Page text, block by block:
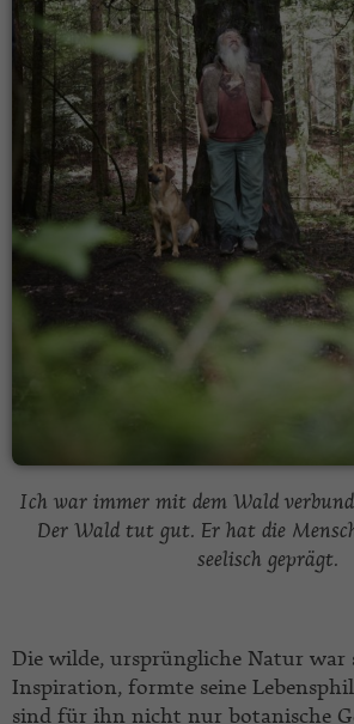
Ich war immer mit dem Wald
Der Wald tut gut. Er hat die
seelisch geprägt.
Die wilde, ursprüngliche Natur war
Inspiration, formte seine
sind für ihn nicht nur botanische